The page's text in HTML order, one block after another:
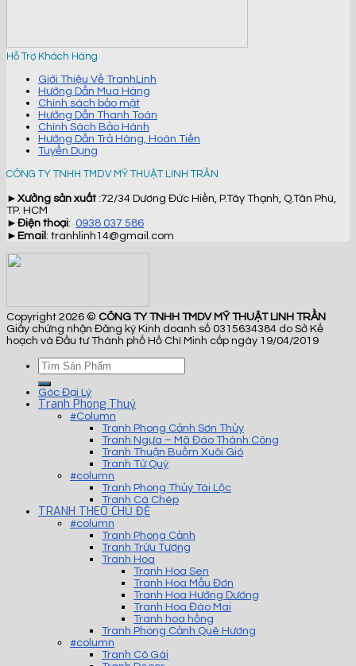
Hỗ Trợ Khách Hàng
Giới Thiệu Về TranhLinh
Hướng Dẫn Mua Hàng
Chính sách bảo mật
Hướng Dẫn Thanh Toán
Chính Sách Bảo Hành
Hướng Dẫn Trả Hàng, Hoàn Tiền
Tuyển Dụng
CÔNG TY TNHH TMDV MỸ THUẬT LINH TRẦN
► Xưởng sản xuất:72/34 Dương Đức Hiền, P.Tây Thạnh, Q.Tân Phú,
TP. HCM
► Điện thoại: 0938 037 586
► Email: tranhlinh14@gmail.com
Copyright 2026 © CÔNG TY TNHH TMDV MỸ THUẬT LINH TRẦN
Giấy chứng nhận Đăng ký Kinh doanh số 0315634384 do Sở Kế
hoạch và Đầu tư Thành phố Hồ Chí Minh cấp ngày 19/04/2019
Góc Đại Lý
Tranh Phong Thuỷ
#Column
Tranh Phong Cảnh Sơn Thủy
Tranh Ngựa – Mã Đáo Thành Công
Tranh Thuận Buồm Xuôi Gió
Tranh Tứ Quý
#column
Tranh Phong Thủy Tài Lộc
Tranh Cá Chép
TRANH THEO CHỦ ĐỀ
#column
Tranh Phong Cảnh
Tranh Trừu Tượng
Tranh Hoa
Tranh Hoa Sen
Tranh Hoa Mẫu Đơn
Tranh Hoa Hướng Dương
Tranh Hoa Đào Mai
Tranh hoa hồng
Tranh Phong Cảnh Quê Hương
#column
Tranh Cô Gái